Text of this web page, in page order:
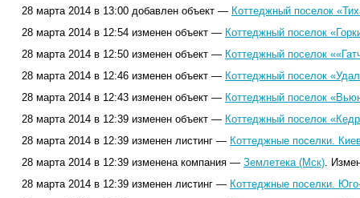
28 марта 2014 в 13:00 добавлен объект — Коттеджный поселок
28 марта 2014 в 12:54 изменен объект — Коттеджный поселок
28 марта 2014 в 12:50 изменен объект — Коттеджный поселок
28 марта 2014 в 12:46 изменен объект — Коттеджный поселок
28 марта 2014 в 12:43 изменен объект — Коттеджный поселок
28 марта 2014 в 12:39 изменен объект — Коттеджный поселок
28 марта 2014 в 12:39 изменен листинг — Коттеджные поселки.
28 марта 2014 в 12:39 изменена компания — Землетека (Мск).
28 марта 2014 в 12:39 изменен листинг — Коттеджные поселки.